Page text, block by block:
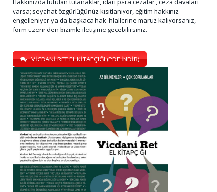
Hakkınızda tutulan tutanaklar, idari para cezaları, ceza davaları
varsa; seyahat özgürlüğünüz kısıtlanıyor, eğitim hakkınız
engelleniyor ya da başkaca hak ihlallerine maruz kalıyorsanız,
form üzerinden bizimle iletişime geçebilirsiniz.
VİCDANİ RET EL KİTAPÇIĞI (PDF İNDİR)